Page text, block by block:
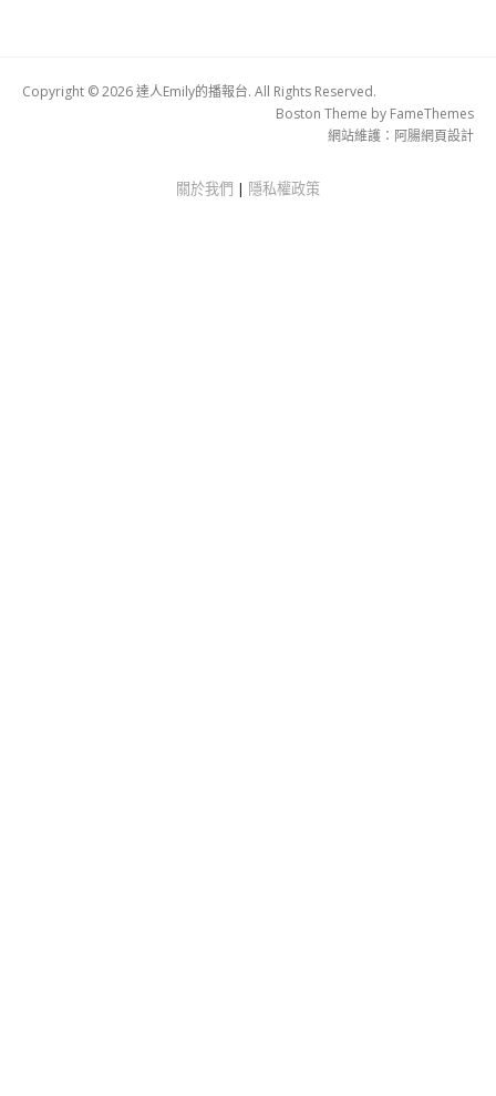
Copyright © 2026 達人Emily的播報台. All Rights Reserved.
Boston Theme by FameThemes
網站維護： 阿腸網頁設計
關於我們 | 隱私權政策